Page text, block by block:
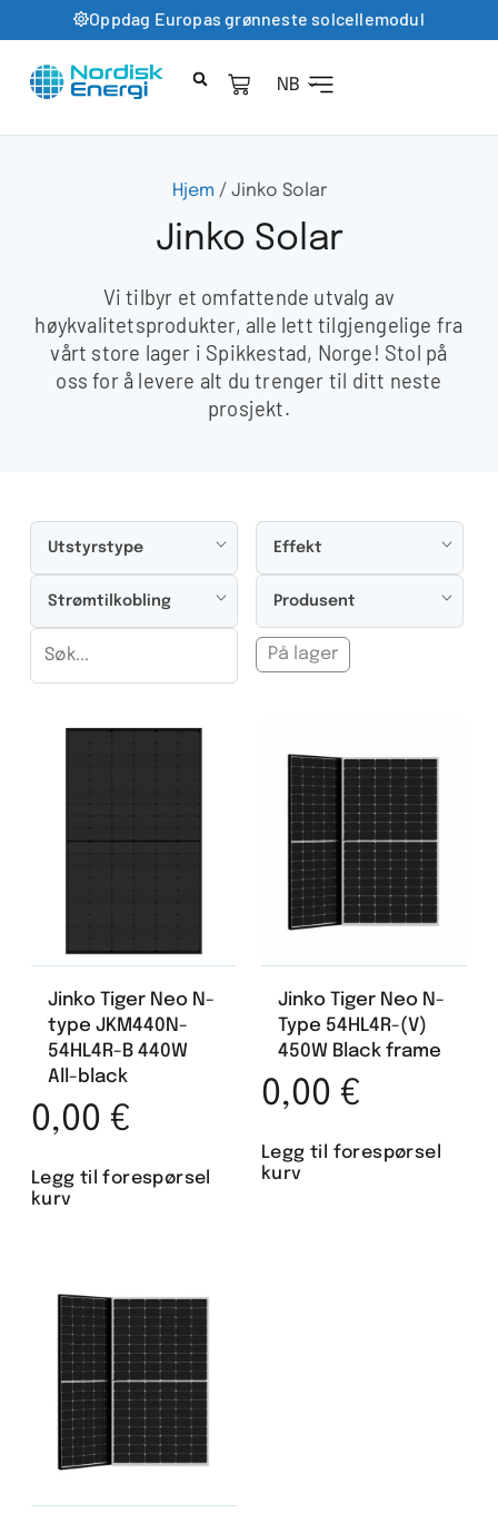
Oppdag Europas grønneste solcellemodul
NB
Hjem / Jinko Solar
Jinko Solar
Vi tilbyr et omfattende utvalg av
høykvalitetsprodukter, alle lett tilgjengelige fra
vårt store lager i Spikkestad, Norge! Stol på
oss for å levere alt du trenger til ditt neste
prosjekt.
Utstyrstype Effekt
Strømtilkobling Produsent
På lager
Jinko Tiger Neo N-
type JKM440N-
54HL4R-B 440W
All-black
0,00 €
Legg til forespørsel
kurv
Jinko Tiger Neo N-
Type 54HL4R-(V)
450W Black frame
0,00 €
Legg til forespørsel
kurv